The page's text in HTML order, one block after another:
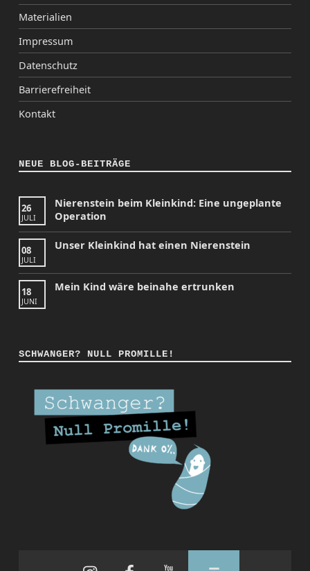
Materialien
Impressum
Datenschutz
Barrierefreiheit
Kontakt
NEUE BLOG-BEITRÄGE
26
JULI
Nierenstein beim Kleinkind: Eine ungeplante
Operation
08
JULI
Unser Kleinkind hat einen Nierenstein
18
JUNI
Mein Kind wäre beinahe ertrunken
SCHWANGER? NULL PROMILLE!
FacebookYouTubeBack to top ↑